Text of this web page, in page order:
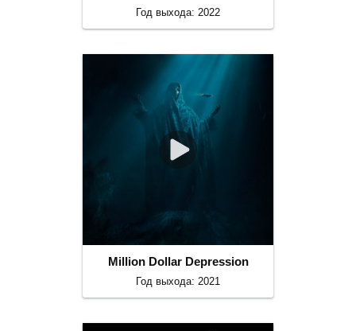
Год выхода: 2022
Million Dollar Depression
Год выхода: 2021